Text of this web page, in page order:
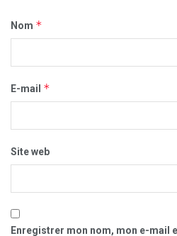
Nom *
E-mail *
Site web
Enregistrer mon nom, mon e-mail